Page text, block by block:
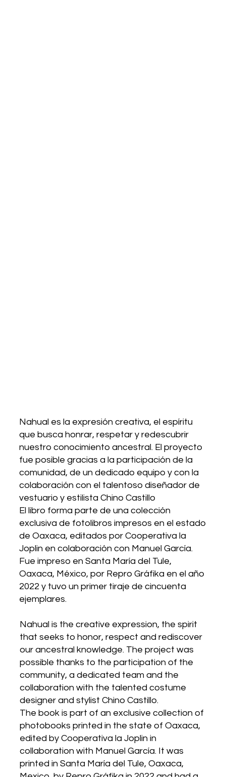
Nahual es la expresión creativa, el espíritu
que busca honrar, respetar y redescubrir
nuestro conocimiento ancestral. El proyecto
fue posible gracias a la participación de la
comunidad, de un dedicado equipo y con la
colaboración con el talentoso diseñador de
vestuario y estilista Chino Castillo
El libro forma parte de una colección
exclusiva de fotolibros impresos en el estado
de Oaxaca, editados por Cooperativa la
Joplin en colaboración con Manuel García.
Fue impreso en Santa María del Tule,
Oaxaca, México, por Repro Gráfika en el año
2022 y tuvo un primer tiraje de cincuenta
ejemplares.
Nahual is the creative expression, the spirit
that seeks to honor, respect and rediscover
our ancestral knowledge. The project was
possible thanks to the participation of the
community, a dedicated team and the
collaboration with the talented costume
designer and stylist Chino Castillo.
The book is part of an exclusive collection of
photobooks printed in the state of Oaxaca,
edited by Cooperativa la Joplin in
collaboration with Manuel García. It was
printed in Santa María del Tule, Oaxaca,